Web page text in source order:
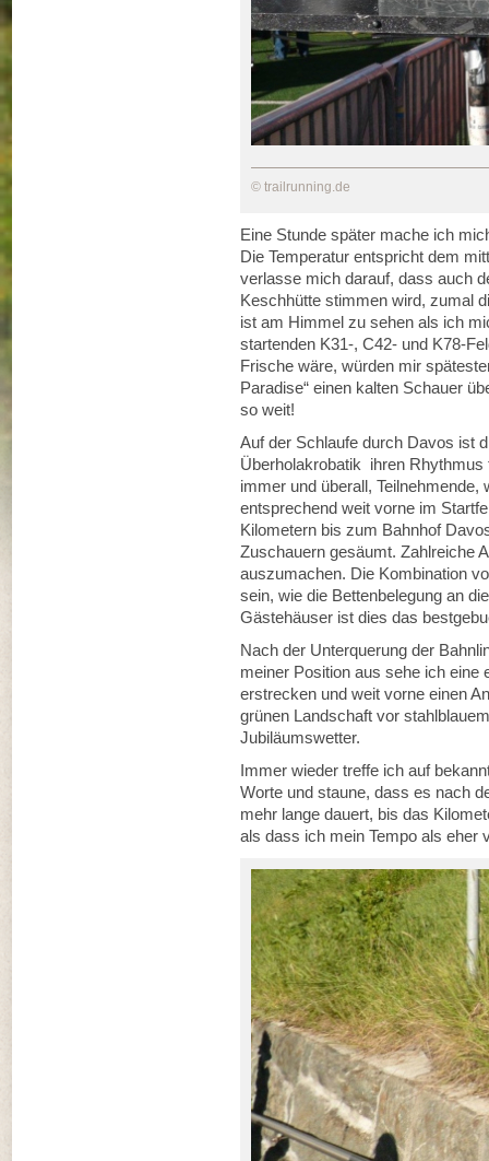
© trailrunning.de
Eine Stunde später mache ich
Die Temperatur entspricht dem
verlasse mich darauf, dass auch
Keschhütte stimmen wird, zumal
ist am Himmel zu sehen als ich
startenden K31-, C42- und K78-
Frische wäre, würden mir
Paradise“ einen kalten Schauer
so weit!
Auf der Schlaufe durch Davos ist
Überholakrobatik ihren Rhythmus
immer und überall,
entsprechend weit vorne im
Kilometern bis zum Bahnhof
Zuschauern gesäumt. Zahlreiche
auszumachen. Die Kombination
sein, wie die Bettenbelegung an
Gästehäuser ist dies das
Nach der Unterquerung der
meiner Position aus sehe ich eine
erstrecken und weit vorne einen
grünen Landschaft vor
Jubiläumswetter.
Immer wieder treffe ich auf
Worte und staune, dass es nach
mehr lange dauert, bis das
als dass ich mein Tempo als eher